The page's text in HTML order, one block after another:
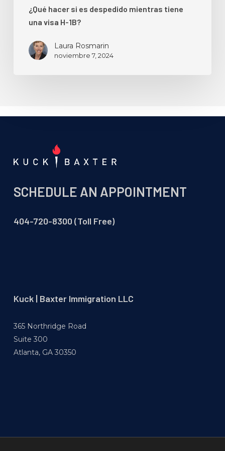
¿Qué hacer si es despedido mientras tiene
una visa H-1B?
Laura Rosmarin
noviembre 7, 2024
SCHEDULE AN APPOINTMENT
404-720-8300 (Toll Free)
Kuck | Baxter Immigration LLC
365 Northridge Road
Suite 300
Atlanta, GA 30350